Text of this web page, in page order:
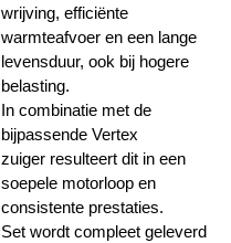
wrijving, efficiënte
warmteafvoer en een lange
levensduur, ook bij hogere
belasting.
In combinatie met de
bijpassende Vertex
zuiger resulteert dit in een
soepele motorloop en
consistente prestaties.
Set wordt compleet geleverd